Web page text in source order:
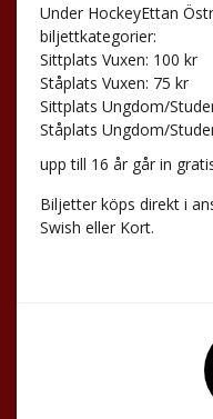
Under HockeyEttan
biljettkategorier:
Sittplats Vuxen: 100 kr
Ståplats Vuxen: 75 kr
Sittplats Ungdom/
Ståplats Ungdom/
upp till 16 år går in
Biljetter köps direkt i
Swish eller Kort.